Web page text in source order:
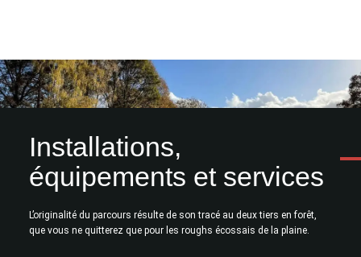
Installations,
équipements et services
L’originalité du parcours résulte de son tracé au deux tiers en forêt,
que vous ne quitterez que pour les roughs écossais de la plaine.